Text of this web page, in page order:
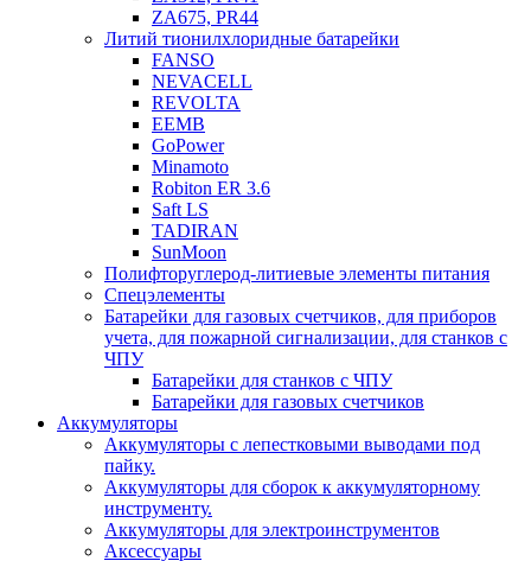
ZA675, PR44
Литий тионилхлоридные батарейки
FANSO
NEVACELL
REVOLTA
EEMB
GoPower
Minamoto
Robiton ER 3.6
Saft LS
TADIRAN
SunMoon
Полифторуглерод-литиевые элементы питания
Спецэлементы
Батарейки для газовых счетчиков, для приборов
учета, для пожарной сигнализации, для станков с
ЧПУ
Батарейки для станков с ЧПУ
Батарейки для газовых счетчиков
Аккумуляторы
Аккумуляторы с лепестковыми выводами под
пайку.
Аккумуляторы для сборок к аккумуляторному
инструменту.
Аккумуляторы для электроинструментов
Аксессуары